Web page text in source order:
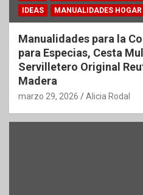
IDEAS
MANUALIDADES HOGAR
Manualidades para la
para Especias, Cesta
Servilletero Original
Madera
marzo 29, 2026 Alicia Rodal